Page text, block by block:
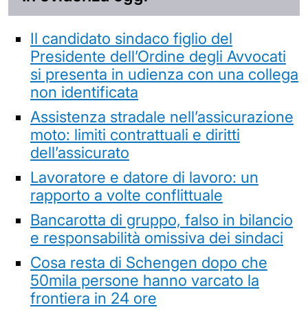
Il candidato sindaco figlio del
Presidente dell’Ordine degli Avvocati
si presenta in udienza con una collega
non identificata
Assistenza stradale nell’assicurazione
moto: limiti contrattuali e diritti
dell’assicurato
Lavoratore e datore di lavoro: un
rapporto a volte conflittuale
Bancarotta di gruppo, falso in bilancio
e responsabilità omissiva dei sindaci
Cosa resta di Schengen dopo che
50mila persone hanno varcato la
frontiera in 24 ore